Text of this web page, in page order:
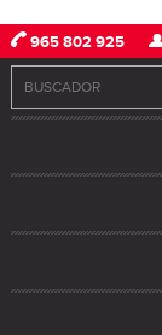
965 802 925